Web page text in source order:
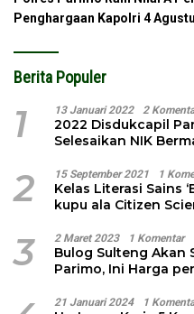
Penghargaan Kapolri 4
Berita Populer
1 13 Januari 2022 2
2022 Disdukcapil
Selesaikan NIK
2 15 September 2021 1
Kelas Literasi Sains
kupu ala Citizen
3 2 Maret 2023 1 Komentar
Bulog Sulteng Akan
Parimo, Ini Harga
21 Januari 2024 1